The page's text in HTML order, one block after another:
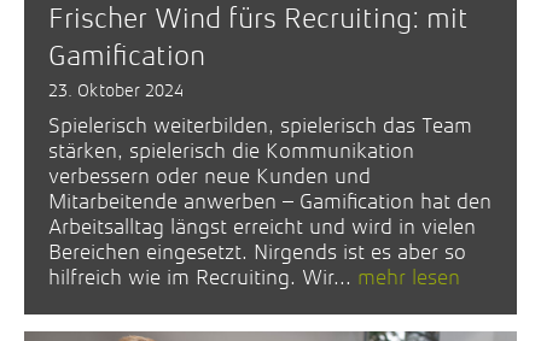
Frischer Wind fürs Recruiting: mit
Gamification
23. Oktober 2024
Spielerisch weiterbilden, spielerisch das Team
stärken, spielerisch die Kommunikation
verbessern oder neue Kunden und
Mitarbeitende anwerben – Gamification hat den
Arbeitsalltag längst erreicht und wird in vielen
Bereichen eingesetzt. Nirgends ist es aber so
hilfreich wie im Recruiting. Wir... mehr lesen